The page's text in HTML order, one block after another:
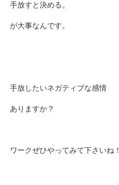
手放すと決める。
が大事なんです。
手放したいネガティブな感情
ありますか？
ワークぜひやってみて下さいね！